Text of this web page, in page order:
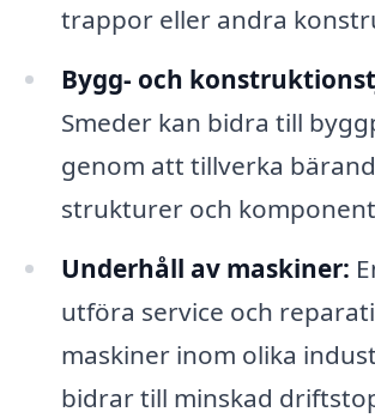
trappor eller andra
Bygg- och
Smeder kan bidra till
genom att tillverka
strukturer och
Underhåll av maskiner:
utföra service och
maskiner inom olika
bidrar till minskad